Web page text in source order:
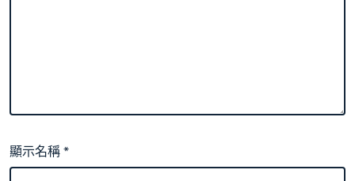
顯示名稱*